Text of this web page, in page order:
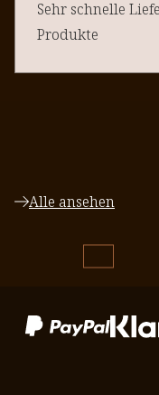
Sehr schnelle
Produkte
Alle ansehen